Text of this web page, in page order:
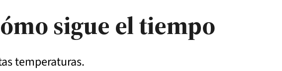
sigue el tiempo
temperaturas.